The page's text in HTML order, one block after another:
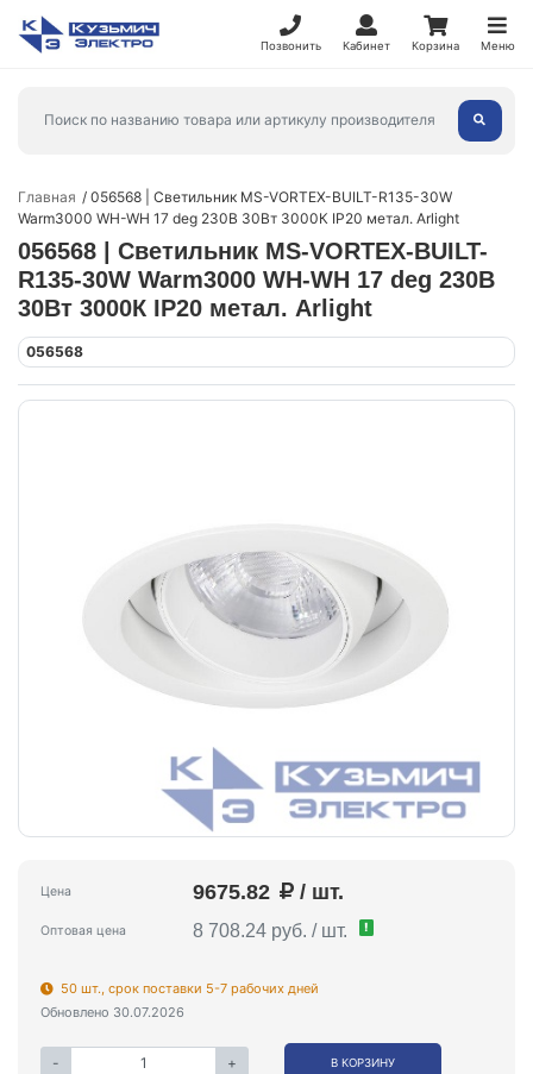
Позвонить Кабинет Корзина Меню
Главная
056568 | Светильник MS-VORTEX-BUILT-R135-30W
Warm3000 WH-WH 17 deg 230В 30Вт 3000К IP20 метал. Arlight
056568 | Светильник MS-VORTEX-BUILT-
R135-30W Warm3000 WH-WH 17 deg 230В
30Вт 3000К IP20 метал. Arlight
056568
Цена 9675.82 / шт.
Оптовая цена 8 708.24 руб. / шт. !
50 шт., срок поставки 5-7 рабочих дней
Обновлено 30.07.2026
- + В КОРЗИНУ